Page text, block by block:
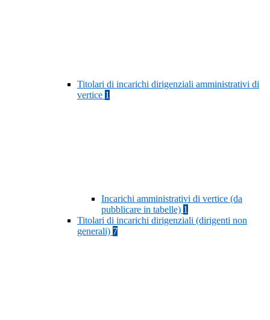
Titolari di incarichi dirigenziali amministrativi di
vertice 1
Incarichi amministrativi di vertice (da
pubblicare in tabelle) 1
Titolari di incarichi dirigenziali (dirigenti non
generali) 7